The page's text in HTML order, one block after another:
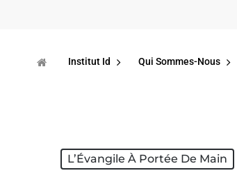
Institut Id Qui Sommes-Nous
L’Évangile À Portée De Main